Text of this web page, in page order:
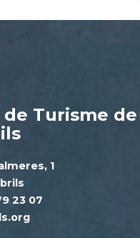
Turisme de
1
23 07